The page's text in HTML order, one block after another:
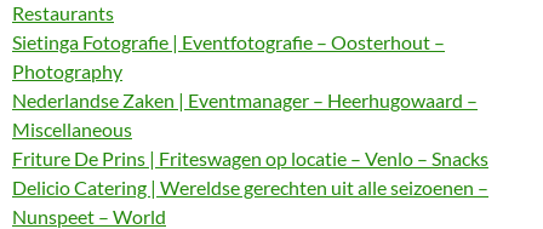
Restaurants
Sietinga Fotografie | Eventfotografie – Oosterhout –
Photography
Nederlandse Zaken | Eventmanager – Heerhugowaard –
Miscellaneous
Friture De Prins | Friteswagen op locatie – Venlo – Snacks
Delicio Catering | Wereldse gerechten uit alle seizoenen –
Nunspeet – World